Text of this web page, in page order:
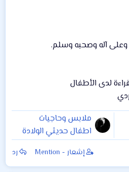
وعلى آله وصحبه وسلم.​
لدى الأطفال​
ملابس وحاجيات
اطفال حديثي الولادة
2019 . ملابس حديثي
الولادة 2019 . اهم
حاجيات حديثي
إشعار - Mention رد